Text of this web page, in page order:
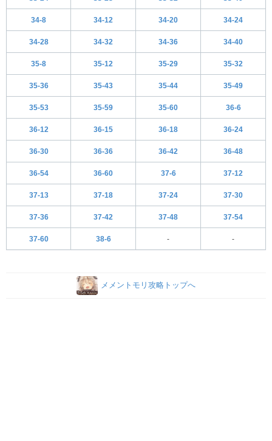
34-8 34-12 34-20 34-24
34-28 34-32 34-36 34-40
35-8 35-12 35-29 35-32
35-36 35-43 35-44 35-49
35-53 35-59 35-60 36-6
36-12 36-15 36-18 36-24
36-30 36-36 36-42 36-48
36-54 36-60 37-6 37-12
37-13 37-18 37-24 37-30
37-36 37-42 37-48 37-54
37-60 38-6 - -
メメントモリ攻略トップへ